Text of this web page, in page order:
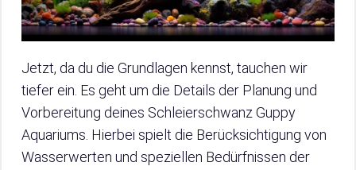
Jetzt, da du die Grundlagen kennst, tauchen wir
tiefer ein. Es geht um die Details der Planung und
Vorbereitung deines Schleierschwanz Guppy
Aquariums. Hierbei spielt die Berücksichtigung von
Wasserwerten und speziellen Bedürfnissen der